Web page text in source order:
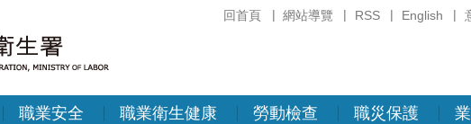
回首頁 網站導覽 RSS English
職業安全 職業衛生健康 勞動檢查 職災保護